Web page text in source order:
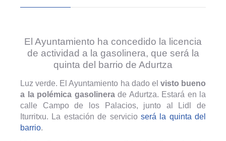
El Ayuntamiento ha concedido la licencia
de actividad a la gasolinera, que será la
quinta del barrio de Adurtza
Luz verde. El Ayuntamiento ha dado el visto bueno
a la polémica gasolinerade Adurtza. Estará en la
calle Campo de los Palacios, junto al Lidl de
Iturritxu. La estación de servicio será la quinta del
barrio.